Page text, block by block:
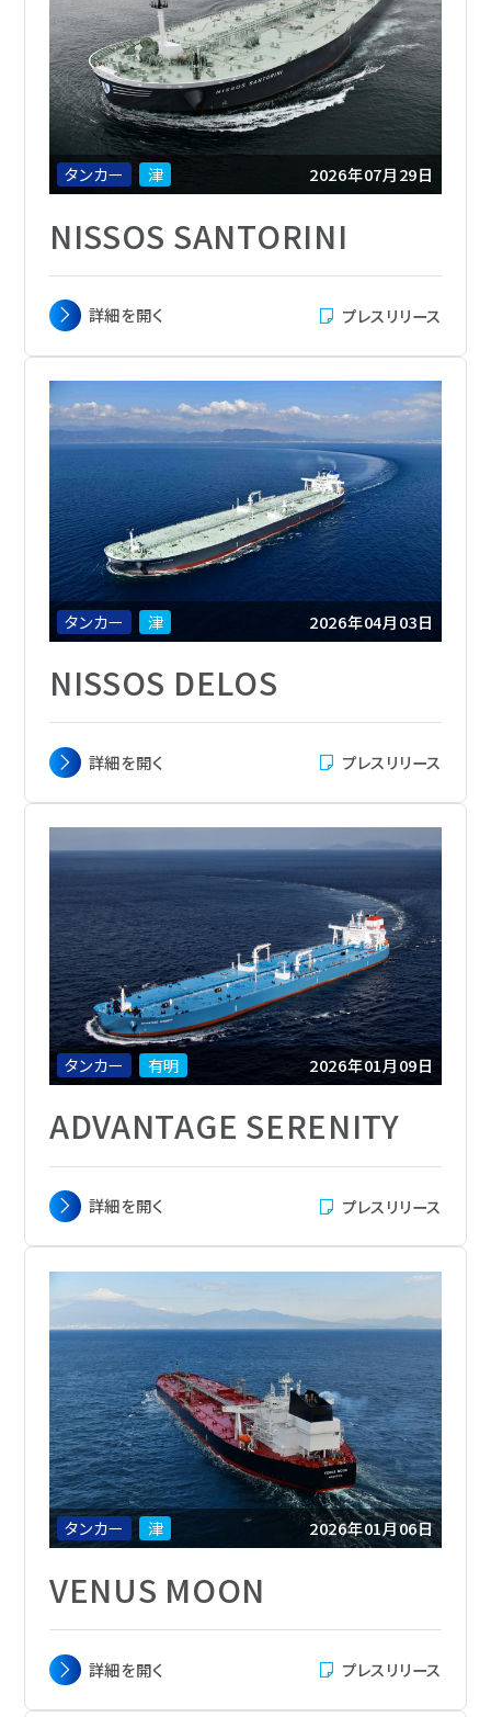
船級
NK
船籍
日本
タンカー 津 2026年07月29日
NISSOS SANTORINI
主要寸法
全長 274.30m x 幅 48.00 m x 深さ 23.15
総トン数
83,500
主機関
Everllence B&W 7S60ME-C10.6-
EGRBP
航海速力
14.5ノット
定員
28名
船級
LRS
船籍
マーシャル諸島
詳細を開く プレスリリース
タンカー 津 2026年04月03日
NISSOS DELOS
主要寸法
全長 274.30m x 幅 48.00 m x 深さ 23.15
総トン数
83,500
主機関
Mitsui MAN-B&W 7S60ME-C10.6-
EGRBP
航海速力
14.5ノット
定員
28名
船級
LRS
船籍
マーシャル
詳細を開く プレスリリース
タンカー 有明 2026年01月09日
ADVANTAGE SERENITY
主要寸法
全長 274.30m x 幅 48.00 m x 深さ 23.15
総トン数
主機関
Mitsui MAN B&W 7S60ME-C10.6-
EGRBP 1基
航海速力
14.5ノット
定員
28名
船級
ABS
船籍
マーシャル諸島
詳細を開く プレスリリース
タンカー 津 2026年01月06日
VENUS MOON
主要寸法
全長 274.30m x 幅 48.00 m x 深さ 23.15
詳細を開く プレスリリース